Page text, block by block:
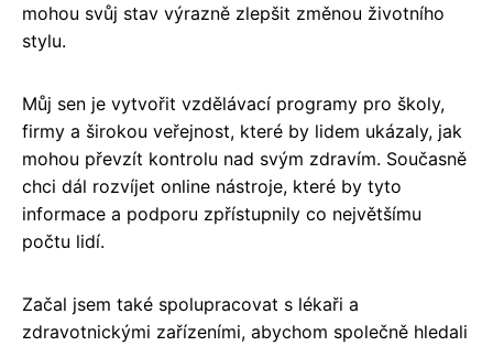
mohou svůj stav výrazně zlepšit změnou životního
stylu.
Můj sen je vytvořit vzdělávací programy pro školy,
firmy a širokou veřejnost, které by lidem ukázaly, jak
mohou převzít kontrolu nad svým zdravím. Současně
chci dál rozvíjet online nástroje, které by tyto
informace a podporu zpřístupnily co největšímu
počtu lidí.
Začal jsem také spolupracovat s lékaři a
zdravotnickými zařízeními, abychom společně hledali